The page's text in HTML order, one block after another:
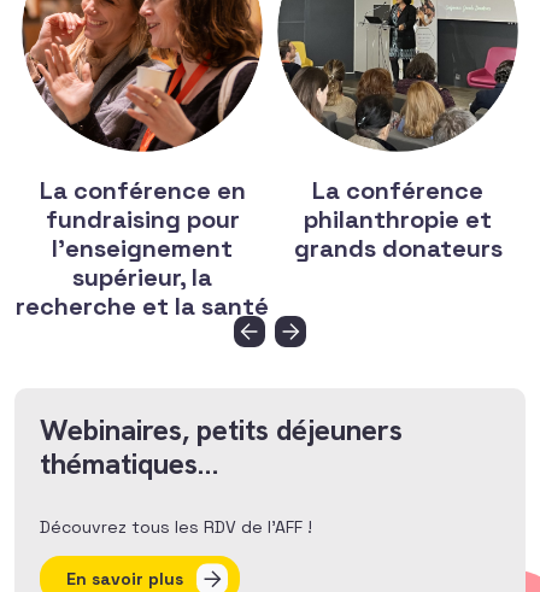
La conférence en
fundraising pour
l’enseignement
supérieur, la
recherche et la santé
La conférence
philanthropie et
grands donateurs
Webinaires, petits déjeuners
thématiques…
Découvrez tous les RDV de l’AFF !
En savoir plus